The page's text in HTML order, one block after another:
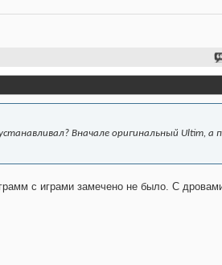
Вначале оригинальный Ultim, а
с играми замечено не было. С